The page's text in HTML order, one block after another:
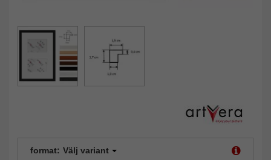
format: Välj variant